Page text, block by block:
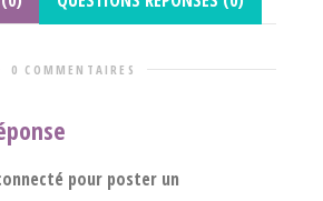
0 COMMENTAIRES
pour poster un